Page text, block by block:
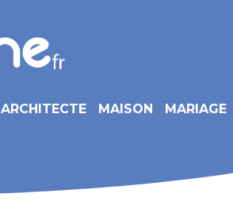
ARCHITECTE MAISON MARIAGE